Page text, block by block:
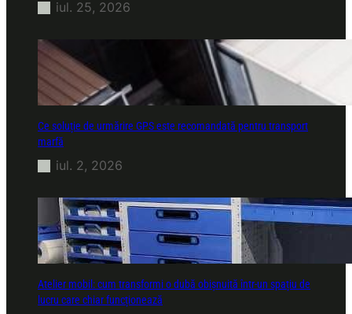
iul. 25, 2026
Ce soluție de urmărire GPS este recomandată pentru transport
marfă
iul. 2, 2026
Atelier mobil: cum transformi o dubă obișnuită într-un spațiu de
lucru care chiar funcționează